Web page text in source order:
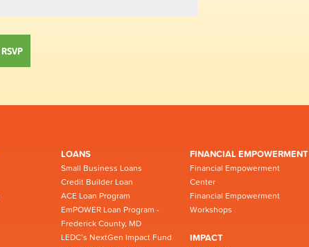
LOANS
Small Business Loans
Credit Builder Loan
ACE Loan Program
EmPOWER Loan Program -
Frederick County, MD
LEDC’s NextGen Impact Fund
FINANCIAL EMPOWERMENT
Financial Empowerment
Center
Financial Empowerment
Workshops
IMPACT